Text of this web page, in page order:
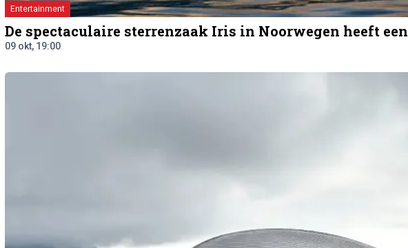
Entertainment
De spectaculaire sterrenzaak Iris in Noorwegen heeft
09 okt, 19:00